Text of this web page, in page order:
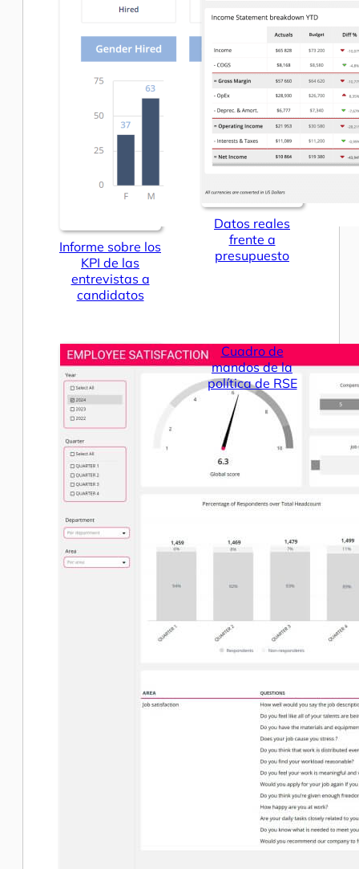
Informe sobre los
KPI de las
entrevistas a
candidatos
Datos reales
frente a
presupuesto
Cuadro de
mandos de la
política de RSE